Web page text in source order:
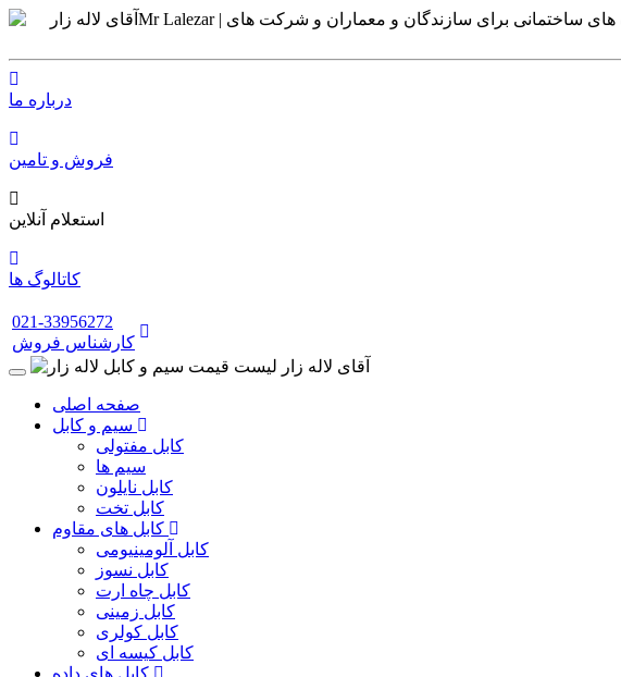
درباره ما
فروش و تامین
استعلام آنلاین
کاتالوگ ها
021-33956272
کارشناس فروش
صفحه اصلی
کابل مفتولی
سیم ها
کابل نایلون
کابل تخت
کابل آلومینیومی
کابل نسوز
کابل چاه ارت
کابل زمینی
کابل کولری
کابل کیسه ای